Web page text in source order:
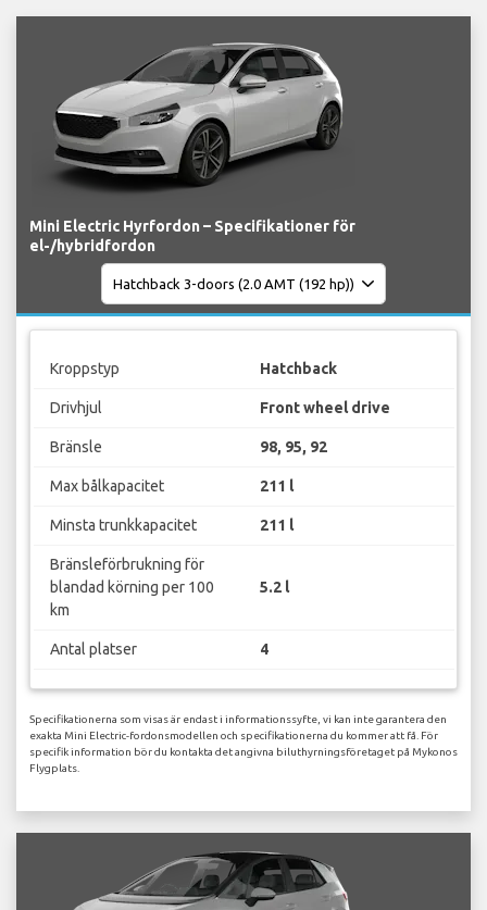
Mini Electric Hyrfordon – Specifikationer för
el-/hybridfordon
Kroppstyp Hatchback
Drivhjul Front wheel drive
Bränsle 98, 95, 92
Max bålkapacitet 211 l
Minsta trunkkapacitet 211 l
Bränsleförbrukning för
blandad körning per 100
km
5.2 l
Antal platser 4
Specifikationerna som visas är endast i informationssyfte, vi kan inte garantera den
exakta Mini Electric-fordonsmodellen och specifikationerna du kommer att få. För
specifik information bör du kontakta det angivna biluthyrningsföretaget på Mykonos
Flygplats.